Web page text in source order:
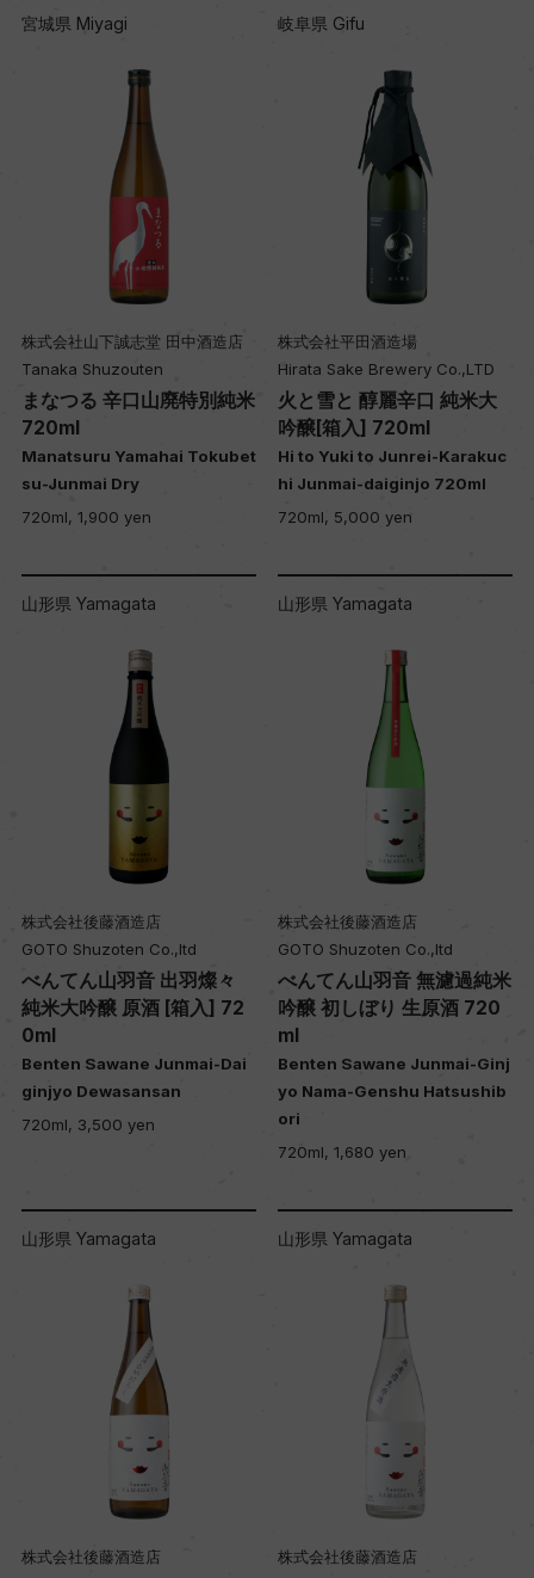
宮城県 Miyagi
株式会社山下誠志堂 田中酒造店
Tanaka Shuzouten
まなつる 辛口山廃特別純米
720ml
Manatsuru Yamahai Tokubet
su-Junmai Dry
720ml, 1,900 yen
岐阜県 Gifu
株式会社平田酒造場
Hirata Sake Brewery Co.,LTD
火と雪と 醇麗辛口 純米大
吟醸[箱入] 720ml
Hi to Yuki to Junrei-Karakuc
hi Junmai-daiginjo 720ml
720ml, 5,000 yen
山形県 Yamagata
株式会社後藤酒造店
GOTO Shuzoten Co.,ltd
べんてん山羽音 出羽燦々
純米大吟醸 原酒 [箱入] 72
0ml
Benten Sawane Junmai-Dai
ginjyo Dewasansan
720ml, 3,500 yen
山形県 Yamagata
株式会社後藤酒造店
GOTO Shuzoten Co.,ltd
べんてん山羽音 無濾過純米
吟醸 初しぼり 生原酒 720
ml
Benten Sawane Junmai-Ginj
yo Nama-Genshu Hatsushib
ori
720ml, 1,680 yen
山形県 Yamagata
株式会社後藤酒造店
山形県 Yamagata
株式会社後藤酒造店